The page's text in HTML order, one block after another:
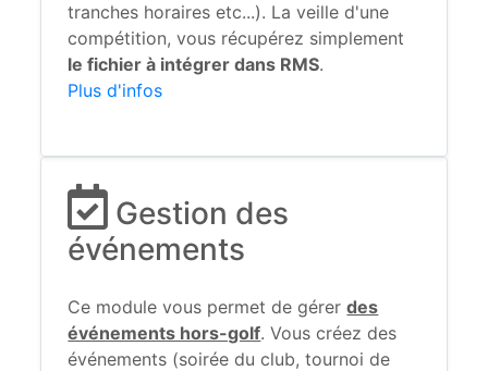
tranches horaires etc...). La veille d'une
compétition, vous récupérez simplement
le fichier à intégrer dans RMS.
Plus d'infos
Gestion des
événements
Ce module vous permet de gérerdes
événements hors-golf. Vous créez des
événements (soirée du club, tournoi de